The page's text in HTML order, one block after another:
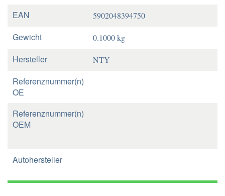
EAN 5902048394750
Gewicht 0.1000 kg
Hersteller NTY
Referenznummer(n)
OE
Referenznummer(n)
OEM
Autohersteller